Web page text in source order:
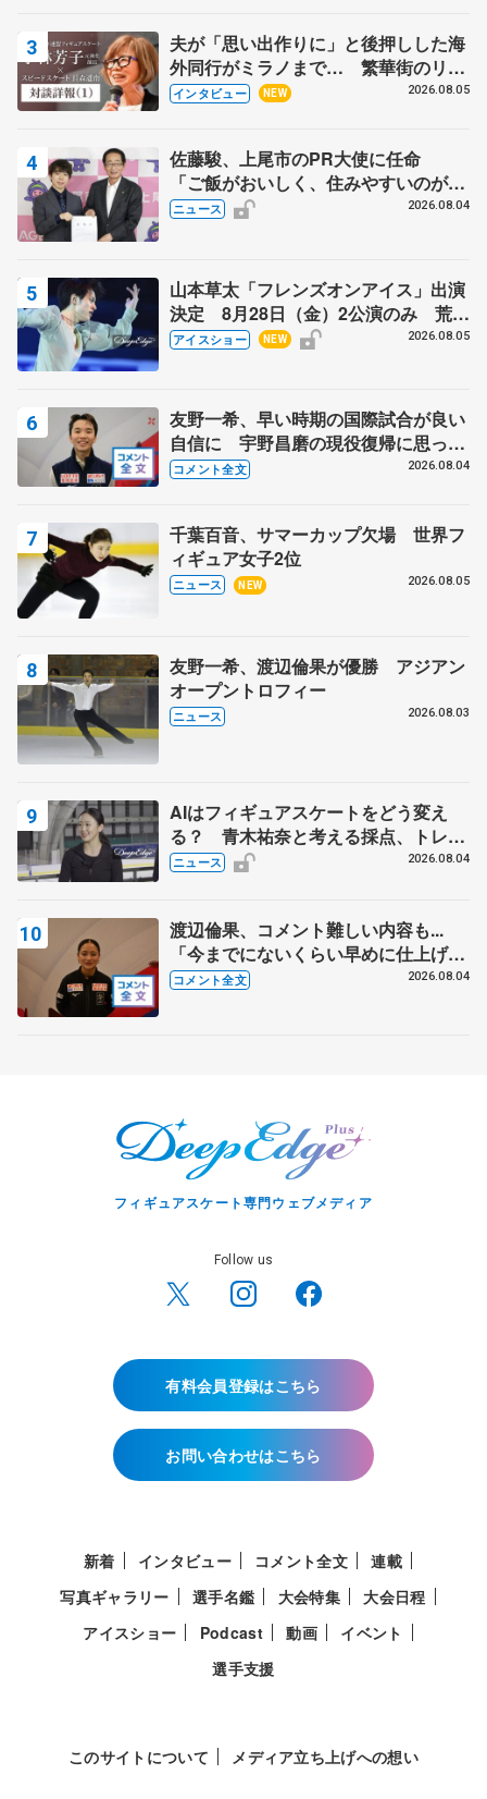
夫が「思い出作りに」と後押しした海
外同行がミラノまで… 繁華街のリン
クでは不良のお兄さんも味方に 小林
インタビュー NEW 2026.08.05
佐藤駿、上尾市のPR大使に任命
「ご飯がおいしく、住みやすいのが魅
力」
ニュース 2026.08.04
山本草太「フレンズオンアイス」出演
決定 8月28日（金）2公演のみ 荒川
静香さんプロデュース、20周年のアイ
アイスショー NEW 2026.08.05
友野一希、早い時期の国際試合が良い
自信に 宇野昌磨の現役復帰に思って
いること 【アジアンオープントロフ
コメント全文 2026.08.04
千葉百音、サマーカップ欠場 世界フ
ィギュア女子2位
ニュース NEW 2026.08.05
友野一希、渡辺倫果が優勝 アジアン
オープントロフィー
ニュース 2026.08.03
AIはフィギュアスケートをどう変え
る？ 青木祐奈と考える採点、トレー
ニングの未来
ニュース 2026.08.04
渡辺倫果、コメント難しい内容も...
「今までにないくらい早めに仕上げら
れている」 【アジアンオープントロ
コメント全文 2026.08.04
フィギュアスケート専門ウェブメディア
Follow us
有料会員登録はこちら
お問い合わせはこちら
新着 インタビュー コメント全文
連載
写真ギャラリー
選手名鑑 大会特集
大会日程
アイスショー
Podcast 動画
イベント
選手支援
このサイトについて メディア立ち上げへの想い